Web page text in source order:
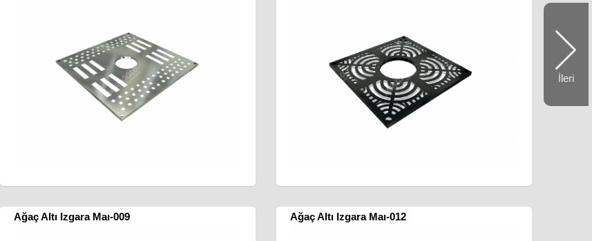
İleri
Ağaç Altı Izgara Maı-009 Ağaç Altı Izgara Maı-012